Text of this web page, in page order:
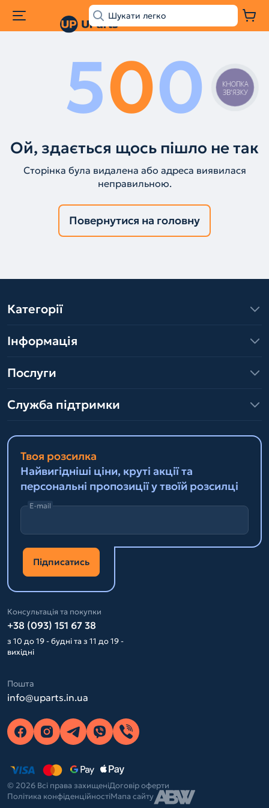
500
Ой, здається щось пішло не так
Сторінка була видалена або адреса виявилася
неправильною.
Повернутися на головну
Категорії
Інформація
Послуги
Служба підтримки
Твоя розсилка
Найвигідніші ціни, круті акції та
персональні пропозиції у твоїй розсилці
E-mail
Підписатись
Консультація та покупки
+38 (093) 151 67 38
з 10 до 19 - будні та з 11 до 19 -
вихідні
Пошта
info@uparts.in.ua
© 2026 Всі права захищеніДоговір оферти
Політика конфіденційностіМапа сайту
КНОПКА
ЗВ'ЯЗКУ